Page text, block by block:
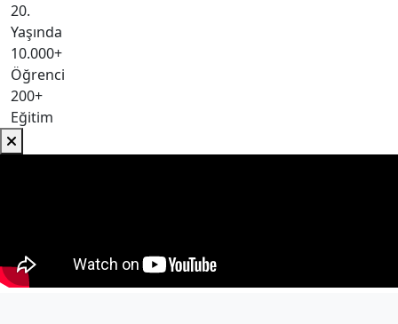
20.
Yaşında
10.000+
Öğrenci
200+
Eğitim